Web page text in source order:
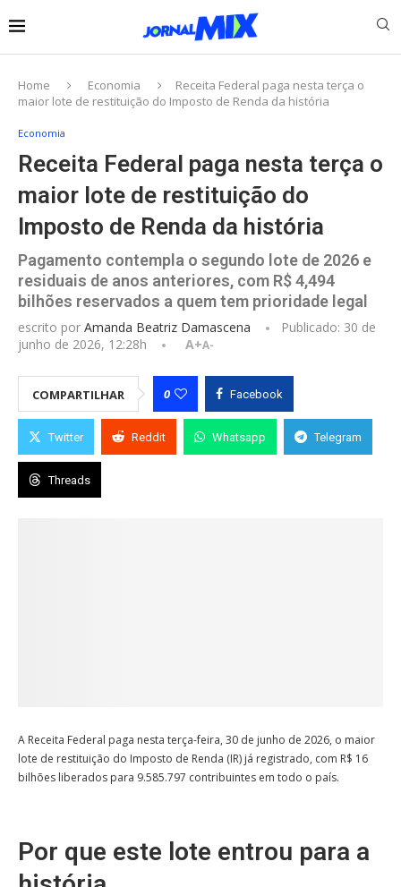
Home Economia
Receita Federal paga nesta terça o
maior lote de restituição do Imposto de Renda da história
Economia
Receita Federal paga nesta terça o
maior lote de restituição do
Imposto de Renda da história
Pagamento contempla o segundo lote de 2026 e
residuais de anos anteriores, com R$ 4,494
bilhões reservados a quem tem prioridade legal
escrito por Amanda Beatriz Damascena Publicado: 30 de
junho de 2026, 12:28h
A+A-
COMPARTILHAR 0 Facebook
Twitter Reddit Whatsapp Telegram
Threads
A Receita Federal paga nesta terça-feira, 30 de junho de 2026, o maior
lote de restituição do Imposto de Renda (IR) já registrado, com R$ 16
bilhões liberados para 9.585.797 contribuintes em todo o país.
Por que este lote entrou para a